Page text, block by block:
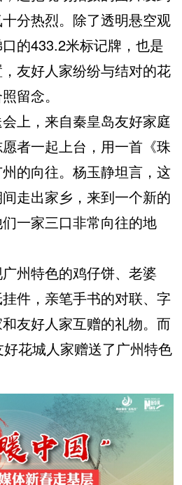
分热烈。除了透明悬空观
的433.2米标记牌，也是
友好人家纷纷与结对的花
留念。
，来自秦皇岛友好家庭
者一起上台，用一首《珠
的向往。杨玉静坦言，这
走出家乡，来到一个新的
一家三口非常向往的地
州特色的鸡仔饼、老婆
件，亲笔手书的对联、字
友好人家互赠的礼物。而
花城人家赠送了广州特色